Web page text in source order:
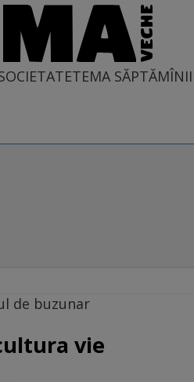
TEMA SĂPTĂMÎNII
OPINII
de buzunar
vie